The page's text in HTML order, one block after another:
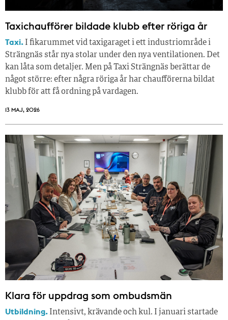
Taxichaufförer bildade klubb efter röriga år
Taxi. I fikarummet vid taxigaraget i ett industriområde i
Strängnäs står nya stolar under den nya ventilationen. Det
kan låta som detaljer. Men på Taxi Strängnäs berättar de
något större: efter några röriga år har chaufförerna bildat
klubb för att få ordning på vardagen.
13 MAJ, 2026
Klara för uppdrag som ombudsmän
Utbildning. Intensivt, krävande och kul. I januari startade